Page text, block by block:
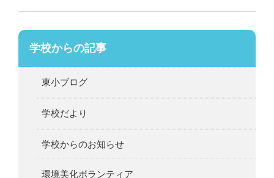
学校からの記事
東小ブログ
学校だより
学校からのお知らせ
環境美化ボランティア